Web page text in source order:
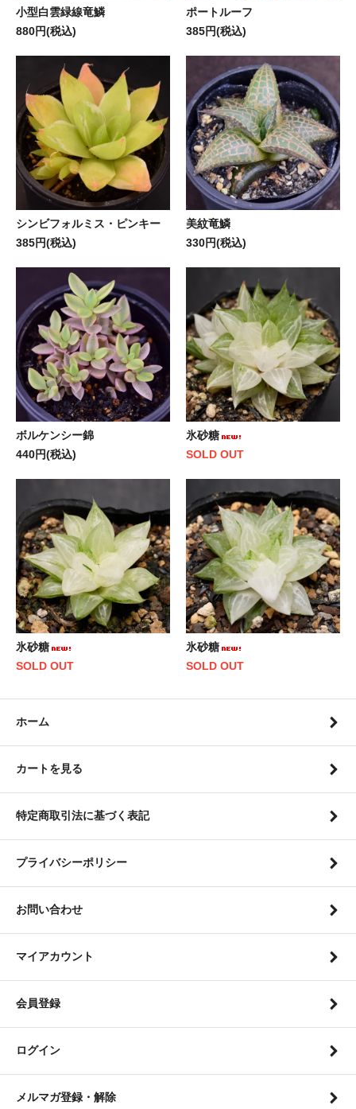
小型白雲緑線竜鱗
880円(税込)
ポートルーフ
385円(税込)
シンビフォルミス・ピンキー
385円(税込)
美紋竜鱗
330円(税込)
ボルケンシー錦
440円(税込)
氷砂糖
SOLD OUT
氷砂糖
SOLD OUT
氷砂糖
SOLD OUT
ホーム
カートを見る
特定商取引法に基づく表記
プライバシーポリシー
お問い合わせ
マイアカウント
会員登録
ログイン
メルマガ登録・解除